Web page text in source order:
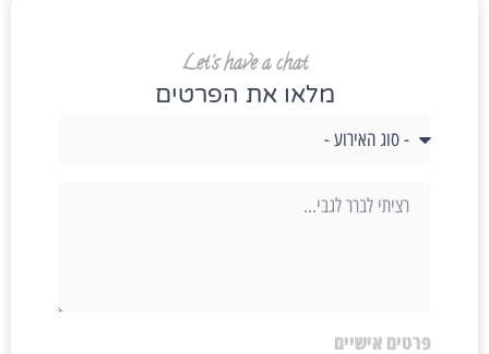
Let's have a chat
מלאו את הפרטים
פרטים אישיים